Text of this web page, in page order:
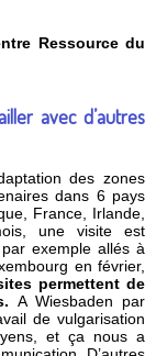
Ressource du
avec d’autres
des zones
dans 6 pays
France, Irlande,
une visite est
exemple allés à
en février,
permettent de
A Wiesbaden par
de vulgarisation
et ça nous a